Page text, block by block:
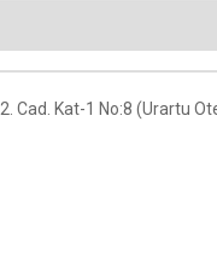
Cad. Kat-1 No:8 (Urartu